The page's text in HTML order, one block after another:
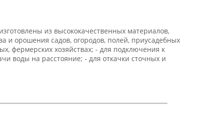
из высококачественных материалов,
и орошения садов, огородов, полей, приусадебных
фермерских хозяйствах; - для подключения к
воды на расстояние; - для откачки сточных и